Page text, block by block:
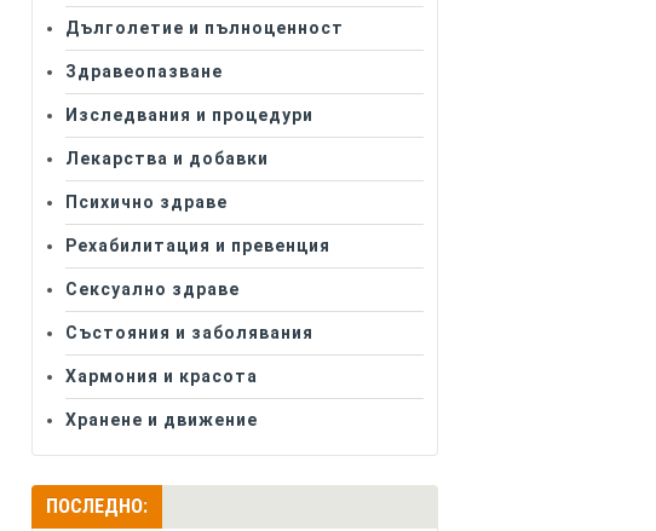
Дълголетие и пълноценност
Здравеопазване
Изследвания и процедури
Лекарства и добавки
Психично здраве
Рехабилитация и превенция
Сексуално здраве
Състояния и заболявания
Хармония и красота
Хранене и движение
ПОСЛЕДНО: